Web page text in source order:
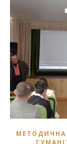
МЕТОДИЧНА